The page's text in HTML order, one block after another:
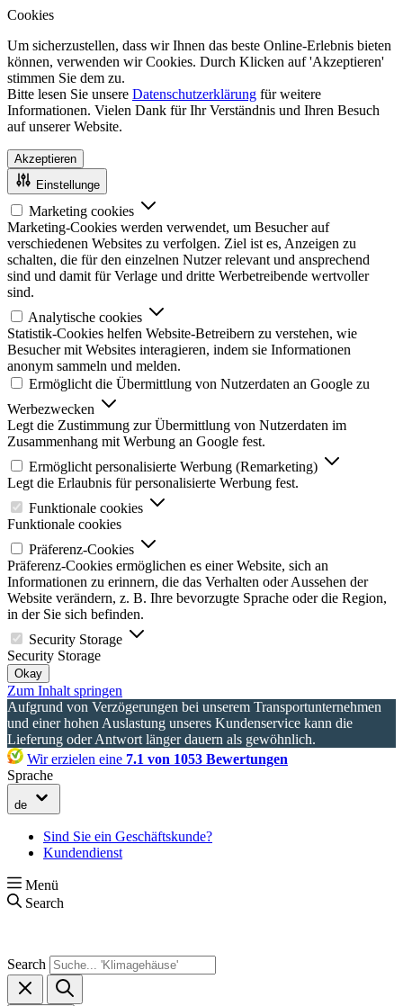
Cookies
Um sicherzustellen, dass wir Ihnen das beste Online-Erlebnis bieten
können, verwenden wir Cookies. Durch Klicken auf 'Akzeptieren'
stimmen Sie dem zu.
Bitte lesen Sie unsere Datenschutzerklärung für weitere
Informationen. Vielen Dank für Ihr Verständnis und Ihren Besuch
auf unserer Website.
Akzeptieren
Einstellunge
Marketing cookies
Marketing-Cookies werden verwendet, um Besucher auf
verschiedenen Websites zu verfolgen. Ziel ist es, Anzeigen zu
schalten, die für den einzelnen Nutzer relevant und ansprechend
sind und damit für Verlage und dritte Werbetreibende wertvoller
sind.
Analytische cookies
Statistik-Cookies helfen Website-Betreibern zu verstehen, wie
Besucher mit Websites interagieren, indem sie Informationen
anonym sammeln und melden.
Ermöglicht die Übermittlung von Nutzerdaten an Google zu
Werbezwecken
Legt die Zustimmung zur Übermittlung von Nutzerdaten im
Zusammenhang mit Werbung an Google fest.
Ermöglicht personalisierte Werbung (Remarketing)
Legt die Erlaubnis für personalisierte Werbung fest.
Funktionale cookies
Funktionale cookies
Präferenz-Cookies
Präferenz-Cookies ermöglichen es einer Website, sich an
Informationen zu erinnern, die das Verhalten oder Aussehen der
Website verändern, z. B. Ihre bevorzugte Sprache oder die Region,
in der Sie sich befinden.
Security Storage
Security Storage
Okay
Zum Inhalt springen
Aufgrund von Verzögerungen bei unserem Transportunternehmen
und einer hohen Auslastung unseres Kundenservice kann die
Lieferung oder Antwort länger dauern als gewöhnlich.
Wir erzielen eine 7.1 von 1053 Bewertungen
Sprache
de
Sind Sie ein Geschäftskunde?
Kundendienst
Menü
Search
Search